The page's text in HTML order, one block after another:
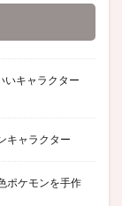
いキャラクター
キャラクター
ポケモンを手作